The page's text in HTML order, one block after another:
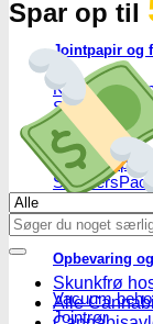
Jointpapir og
King Size
Slim Size
Cones
Filtertips
Blunt wraps
SmokersPack
Opbevaring
Vacuum
Jointrør
Spar op til
Se alle tilbud her
Søg
efter:
Skunkfrø
Alle